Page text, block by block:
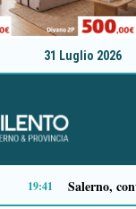
31 Luglio 2026
Ascea, Pietro D’Angiolillo: «La nuova giunta guarda al futuro, con gli occhi del passato»